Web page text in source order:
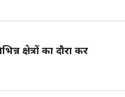
क्षेत्रों का दौरा कर